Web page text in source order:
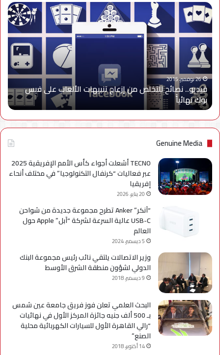
فيديو..
نصائح
للتخلص
من
إزعاج
تنبيهات
الألعاب
على
فيس
بوك
نهائياًَ
26 نوفمبر، 2015
فيديو.. نصائح للتخلص من إزعاج تنبيهات الألعاب على فيس
بوك نهائياًَ
Genuine Media
TECNO أشعلت أجواء كأس الأمم الإفريقية 2025
عبر فعاليات “كرنفال التكنولوجيا” في مختلف أنحاء
إفريقيا
20 يناير، 2026
“آنكر” Anker تطرح مجموعة جديدة من شواحن
USB-C عالية السرعة لشركة “آبل” Apple حول
العالم
5 ديسمبر، 2024
وزير الاتصالات يلتقي نائب رئيس مجموعة البنك
الدولي لشؤون منطقة الشرق الأوسط
9 ديسمبر، 2018
البحث العلمي تعلن فوز فريق جامعة عين شمس
بـ 500 ألف جنيه جائزة المركز الأول في نهائيات
“رالي القاهرة الأول للسيارات الكهربائية محلية
الصنع”
14 أكتوبر، 2018